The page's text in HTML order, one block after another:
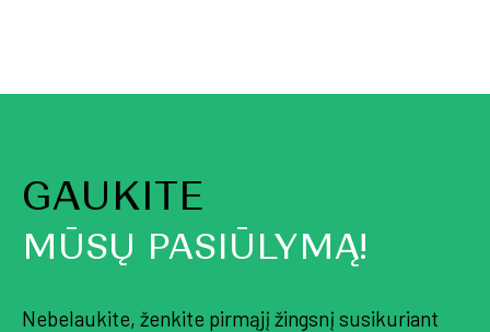
GAUKITE
MŪSŲ PASIŪLYMĄ!
Nebelaukite, ženkite pirmąjį žingsnį susikuriant